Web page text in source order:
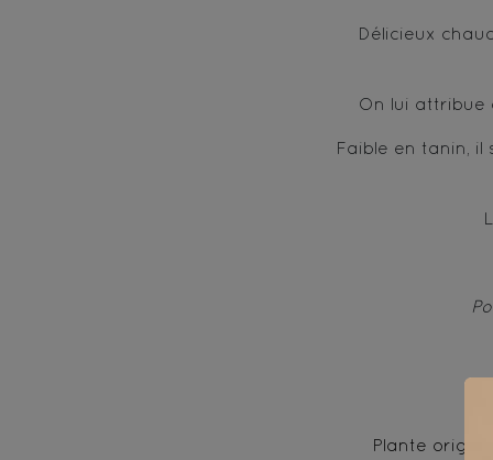
Délicieux
On lui attribue
Faible en tanin,
Plante